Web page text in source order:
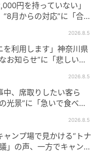
はならない」という
えるべきだと考える
意識の大切さが改め
うか。
側でもSNS投稿につ
えているようです。
円を持っていない」
月からの対応”に「合理
2026.8.5
を利用します」神奈川県
お知らせ”に「悲しい世
2026.8.5
中、席取りしたい客ら
光景”に「急いで食べな
2026.8.5
ャンプ場で見かける“トナ
」の声、一方でキャンプ